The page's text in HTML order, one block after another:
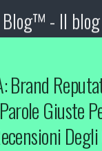
Brand
Giuste